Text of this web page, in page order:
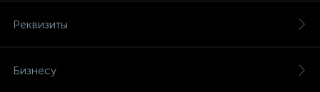
Реквизиты
Бизнесу